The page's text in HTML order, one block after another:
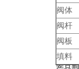
阀体
阀杆
阀板
填料